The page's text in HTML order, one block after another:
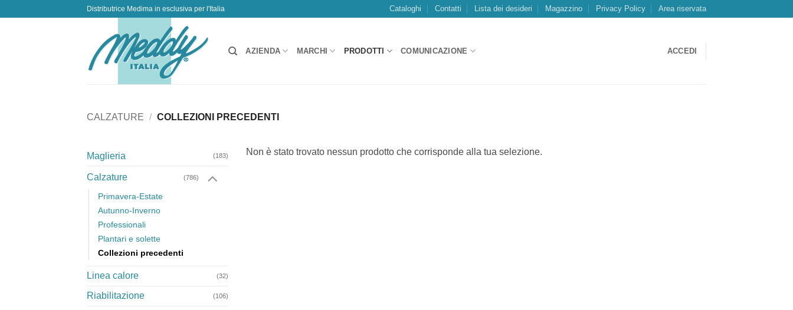
ai
Distributrice Medima in esclusiva per l'Italia Cataloghi Contatti Lista dei desideri Magazzino Privacy Policy Area riservata
AZIENDA MARCHI PRODOTTI COMUNICAZIONE ACCEDI
CALZATURE / COLLEZIONI PRECEDENTI
Maglieria (183)
Calzature (786)
Primavera-Estate
Autunno-Inverno
Professionali
Plantari e solette
Collezioni precedenti
Linea calore (32)
Riabilitazione (106)
Non è stato trovato nessun prodotto che corrisponde alla tua selezione.